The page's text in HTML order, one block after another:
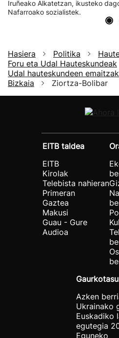
Iruñeako Alkatetzan, ikusteko
Nafarroako sozialistek.
Hasiera Politika
Foru eta Udal Hauteskundeak
Udal hauteskundeen emaitzak
Bizkaia
Ziortza-Bolibar
EITB taldea
EITB
Kirolak
Telebista nahieran
Primeran
Gaztea
Makusi
Guau - Gure
Audioa
Azken
Ukrainako
Euskadiko
egutegia
Eguneko